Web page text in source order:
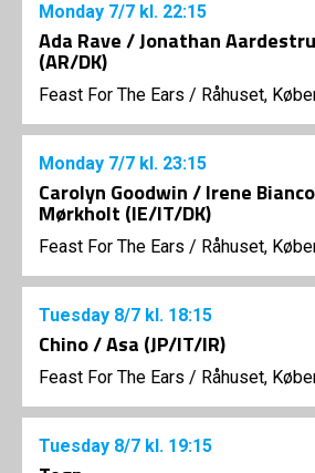
Monday 7/7 kl. 22:15
Ada Rave / Jonathan
(AR/DK)
Feast For The Ears / Råhuset,
Monday 7/7 kl. 23:15
Carolyn Goodwin / Irene
Mørkholt (IE/IT/DK)
Feast For The Ears / Råhuset,
Tuesday 8/7 kl. 18:15
Chino / Asa (JP/IT/IR)
Feast For The Ears / Råhuset,
Tuesday 8/7 kl. 19:15